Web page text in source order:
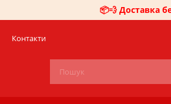
📦💨 Доставка
Контакти